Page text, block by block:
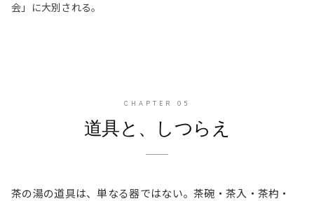
会」に大別される。
CHAPTER 05
道具と、しつらえ
茶の湯の道具は、単なる器ではない。茶碗・茶入・茶杓・